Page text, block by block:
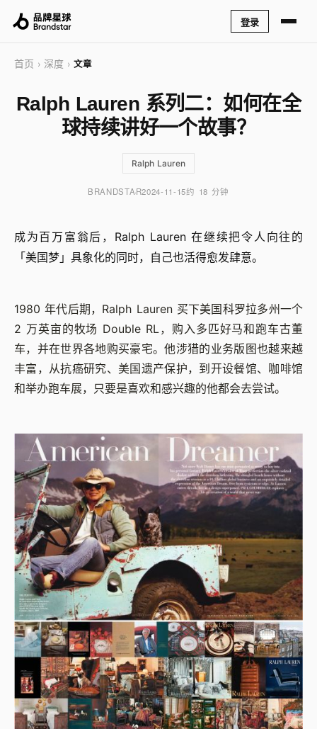
登录
首页 › 深度 › 文章
Ralph Lauren 系列二：如何在全
球持续讲好一个故事？
Ralph Lauren
BRANDSTAR2024-11-15约 18 分钟
成为百万富翁后，Ralph Lauren 在继续把令人向往的
「美国梦」具象化的同时，自己也活得愈发肆意。
1980 年代后期，Ralph Lauren 买下美国科罗拉多州一个
2 万英亩的牧场 Double RL，购入多匹好马和跑车古董
车，并在世界各地购买豪宅。他涉猎的业务版图也越来越
丰富，从抗癌研究、美国遗产保护，到开设餐馆、咖啡馆
和举办跑车展，只要是喜欢和感兴趣的他都会去尝试。